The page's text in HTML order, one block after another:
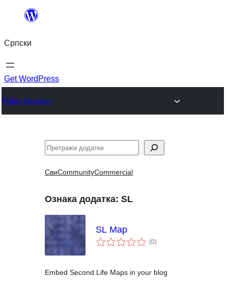
Скочи
садржај
Српски
Get WordPress
Plugin Directory
Претрага
СвиCommunityCommercial
Ознака додатка: SL
SL Map
(0укупних
оцена
)
Embed Second Life Maps in your blog